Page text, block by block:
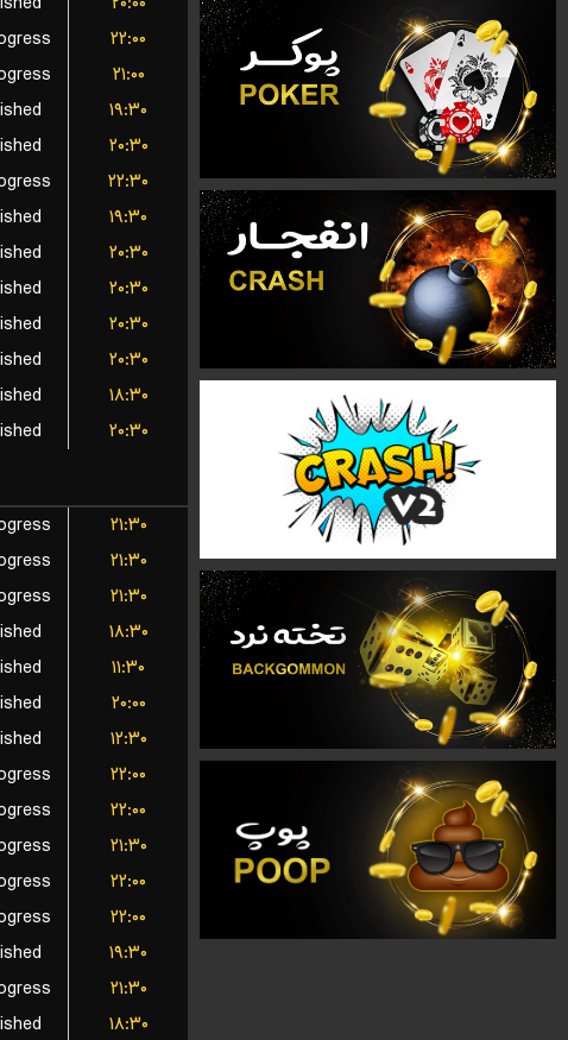
۲۲:۰۰
۲۱:۰۰
۱۹:۳۰
۲۰:۳۰
۲۲:۳۰
۱۹:۳۰
۲۰:۳۰
۲۰:۳۰
۲۰:۳۰
۲۰:۳۰
۱۸:۳۰
۲۰:۳۰
۲۱:۳۰
۲۱:۳۰
۲۱:۳۰
۱۸:۳۰
۱۱:۳۰
۲۰:۰۰
۱۲:۳۰
۲۲:۰۰
۲۲:۰۰
۲۱:۳۰
۲۲:۰۰
۲۲:۰۰
۱۹:۳۰
۲۱:۳۰
۱۸:۳۰